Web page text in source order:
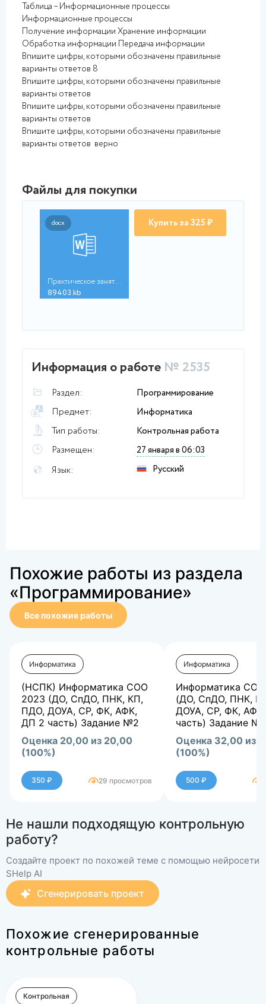
Таблица – Информационные процессы
Информационные процессы
Получение информации Хранение информации
Обработка информации Передача информации
Впишите цифры, которыми обозначены правильные
варианты ответов 8
Впишите цифры, которыми обозначены правильные
варианты ответов
Впишите цифры, которыми обозначены правильные
варианты ответов
Впишите цифры, которыми обозначены правильные
варианты ответов верно
Файлы для покупки
docx
Практическое занятие...
89403.kb
Купить за 325 ₽
Информация о работе № 2535
Раздел:
Программирование
Предмет:
Информатика
Тип работы:
Контрольная работа
Размещен:
27 января в 06:03
Язык:
Русский
Похожие работы из раздела
«Программирование»
Все похожие работы
Информатика
(НСПК) Информатика СОО
2023 (ДО, СпДО, ПНК, КП,
ПДО, ДОУА, СР, ФК, АФК,
ДП 2 часть) Задание №2
Оценка 20,00 из 20,00
(100%)
350 ₽ 29 просмотров
Информатика
Информатика
(ДО, СпДО, ПНК,
ДОУА, СР, ФК,
часть) Задание №1
Оценка 32,00 из
(100%)
500 ₽
Не нашли подходящую контрольную
работу?
Создайте проект по похожей теме с помощью нейросети
SHelp AI
Сгенерировать проект
Похожие сгенерированные
контрольные работы
Контрольная